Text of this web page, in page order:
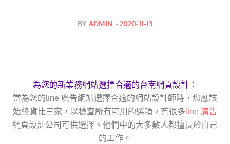
BY ADMIN Posted
2020-11-13
為您的新業務網站選擇合適的台南網頁設計：
當為您的line 廣告網站選擇合適的網站設計師時，您應該
始終貨比三家，以檢查所有可用的選項。有很多line 廣告
網頁設計公司可供選擇。他們中的大多數人都擅長於自己
的工作。